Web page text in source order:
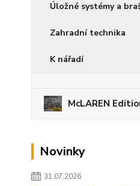
Úložné systémy a
Zahradní technika
K nářadí
McLAREN
Novinky
31.07.2026